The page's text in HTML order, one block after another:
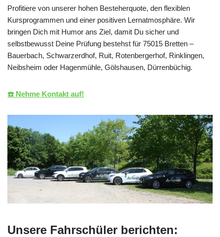
Profitiere von unserer hohen Besteherquote, den flexiblen
Kursprogrammen und einer positiven Lernatmosphäre. Wir
bringen Dich mit Humor ans Ziel, damit Du sicher und
selbstbewusst Deine Prüfung bestehst für 75015 Bretten –
Bauerbach, Schwarzerdhof, Ruit, Rotenbergerhof, Rinklingen,
Neibsheim oder Hagenmühle, Gölshausen, Dürrenbüchig.
☎️ Nehme Kontakt auf!
Unsere Fahrschüler berichten: